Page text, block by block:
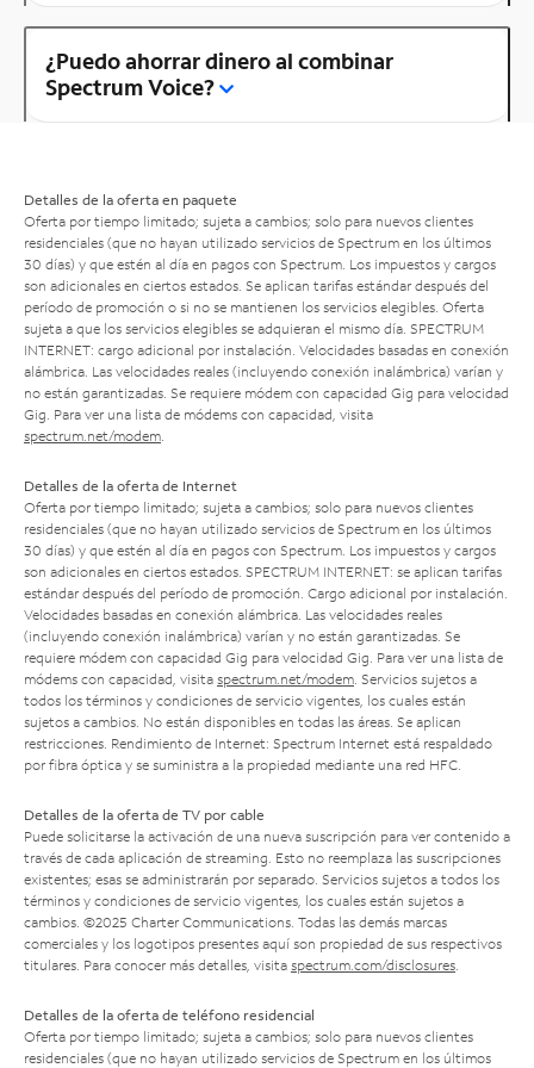
¿Puedo ahorrar dinero al combinar
Spectrum Voice?
Detalles de la oferta en paquete
Oferta por tiempo limitado; sujeta a cambios; solo para nuevos clientes
residenciales (que no hayan utilizado servicios de Spectrum en los últimos
30 días) y que estén al día en pagos con Spectrum. Los impuestos y cargos
son adicionales en ciertos estados. Se aplican tarifas estándar después del
período de promoción o si no se mantienen los servicios elegibles. Oferta
sujeta a que los servicios elegibles se adquieran el mismo día. SPECTRUM
INTERNET: cargo adicional por instalación. Velocidades basadas en conexión
alámbrica. Las velocidades reales (incluyendo conexión inalámbrica) varían y
no están garantizadas. Se requiere módem con capacidad Gig para velocidad
Gig. Para ver una lista de módems con capacidad, visita
spectrum.net/modem
Detalles de la oferta de Internet
Oferta por tiempo limitado; sujeta a cambios; solo para nuevos clientes
residenciales (que no hayan utilizado servicios de Spectrum en los últimos
30 días) y que estén al día en pagos con Spectrum. Los impuestos y cargos
son adicionales en ciertos estados. SPECTRUM INTERNET: se aplican tarifas
estándar después del período de promoción. Cargo adicional por instalación.
Velocidades basadas en conexión alámbrica. Las velocidades reales
(incluyendo conexión inalámbrica) varían y no están garantizadas. Se
requiere módem con capacidad Gig para velocidad Gig. Para ver una lista de
módems con capacidad, visita spectrum.net/modem . Servicios sujetos a
todos los términos y condiciones de servicio vigentes, los cuales están
sujetos a cambios. No están disponibles en todas las áreas. Se aplican
restricciones. Rendimiento de Internet: Spectrum Internet está respaldado
por fibra óptica y se suministra a la propiedad mediante una red HFC.
Detalles de la oferta de TV por cable
Puede solicitarse la activación de una nueva suscripción para ver contenido a
través de cada aplicación de streaming. Esto no reemplaza las suscripciones
existentes; esas se administrarán por separado. Servicios sujetos a todos los
términos y condiciones de servicio vigentes, los cuales están sujetos a
cambios. ©2025 Charter Communications. Todas las demás marcas
comerciales y los logotipos presentes aquí son propiedad de sus respectivos
titulares. Para conocer más detalles, visita spectrum.com/disclosures
Detalles de la oferta de teléfono residencial
Oferta por tiempo limitado; sujeta a cambios; solo para nuevos clientes
residenciales (que no hayan utilizado servicios de Spectrum en los últimos